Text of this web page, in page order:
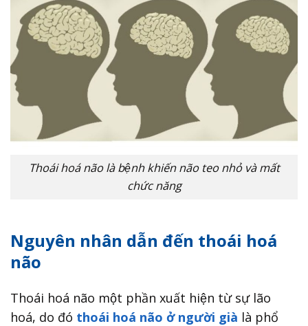
Thoái hoá não là bệnh khiến não teo nhỏ và mất
chức năng
Nguyên nhân dẫn đến thoái hoá
não
Thoái hoá não một phần xuất hiện từ sự lão
hoá, do đó thoái hoá não ở người già là phổ